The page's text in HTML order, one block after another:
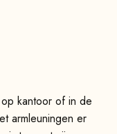
kantoor of in de
armleuningen er